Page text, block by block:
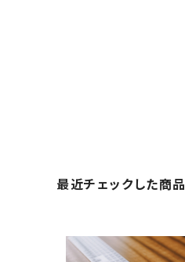
最近チェックした商品